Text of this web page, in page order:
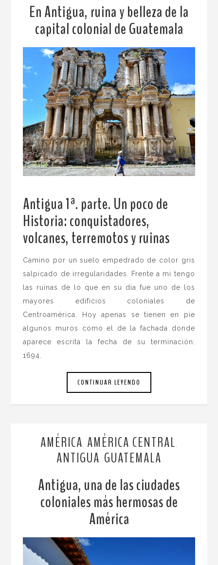
En Antigua, ruina y belleza de la
capital colonial de Guatemala
Antigua 1ª. parte. Un poco de
Historia: conquistadores,
volcanes, terremotos y ruinas
Camino por un suelo empedrado de color gris
salpicado de irregularidades. Frente a mi tengo
las ruinas de lo que en su día fue uno de los
mayores edificios coloniales de
Centroamérica. Hoy apenas se tienen en pie
algunos muros como el de la fachada donde
aparece escrita la fecha de su terminación:
1694.
CONTINUAR LEYENDO
AMÉRICA AMÉRICA CENTRAL
ANTIGUA GUATEMALA
Antigua, una de las ciudades
coloniales más hermosas de
América